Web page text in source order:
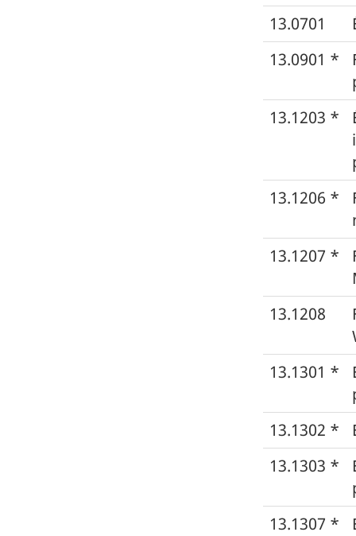
13.0701
13.0901 *
13.1203 *
13.1206 *
13.1207 *
13.1208
13.1301 *
13.1302 *
13.1303 *
13.1307 *